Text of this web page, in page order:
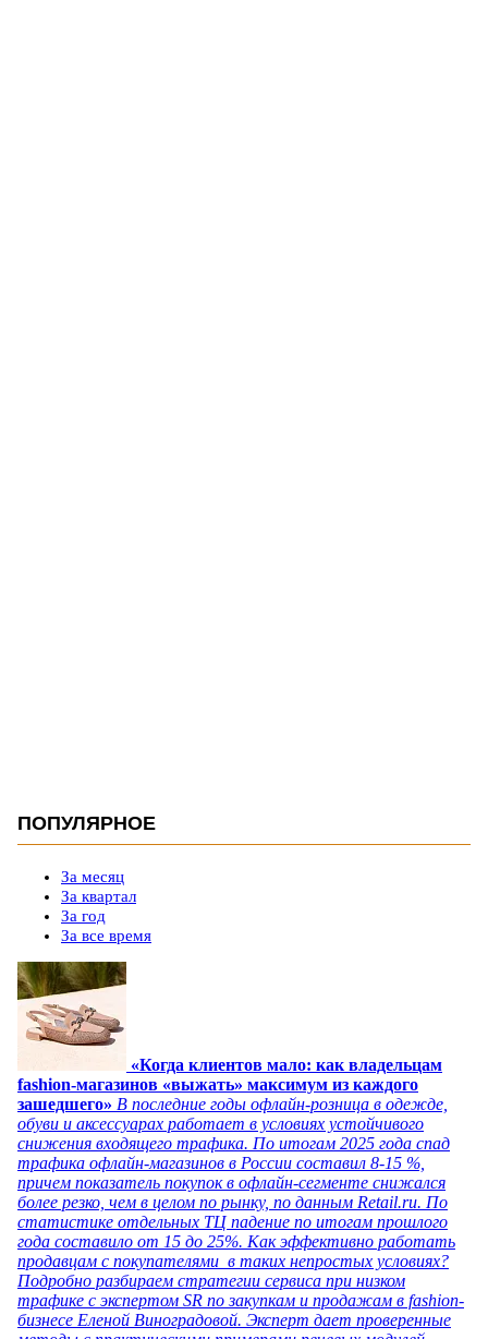
ПОПУЛЯРНОЕ
За месяц
За квартал
За год
За все время
«Когда клиентов мало: как владельцам
fashion-магазинов «выжать» максимум из каждого
зашедшего» В последние годы офлайн-розница в одежде,
обуви и аксессуарах работает в условиях устойчивого
снижения входящего трафика. По итогам 2025 года спад
трафика офлайн-магазинов в России составил 8-15 %,
причем показатель покупок в офлайн-сегменте снижался
более резко, чем в целом по рынку, по данным Retail.ru. По
статистике отдельных ТЦ падение по итогам прошлого
года составило от 15 до 25%. Как эффективно работать
продавцам с покупателями в таких непростых условиях?
Подробно разбираем стратегии сервиса при низком
трафике с экспертом SR по закупкам и продажам в fashion-
бизнесе Еленой Виноградовой. Эксперт дает проверенные